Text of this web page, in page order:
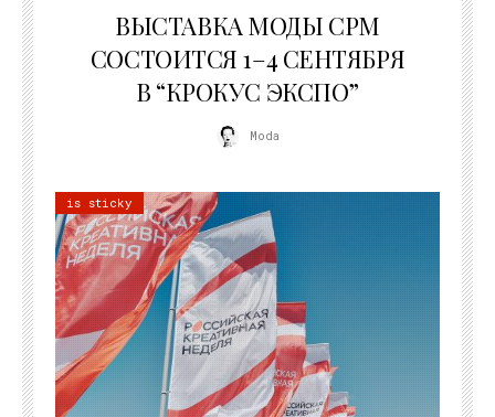
ВЫСТАВКА МОДЫ CPM
СОСТОИТСЯ 1–4 СЕНТЯБРЯ
В “КРОКУС ЭКСПО”
Moda
is sticky